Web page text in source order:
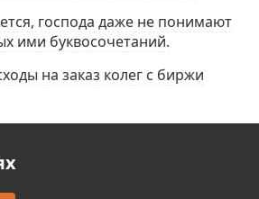
господа даже не понимают
ими буквосочетаний.
на заказ колег с биржи